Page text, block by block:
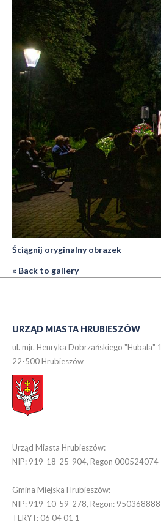
Ściągnij oryginalny obrazek
« Back to gallery
URZĄD MIASTA HRUBIESZÓW
ul. mjr. Henryka Dobrzańskiego "Hubala" 1
22-500 Hrubieszów
Urząd Miasta Hrubieszów:
NIP: 919-18-25-904, Regon 000524074
Gmina Miejska Hrubieszów:
NIP: 919-10-59-278, Regon: 950368888
TERYT: 06 04 01 1